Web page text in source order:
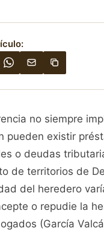
no siempre
pueden existir
o deudas
de territorios de
del heredero
o repudie la
(García